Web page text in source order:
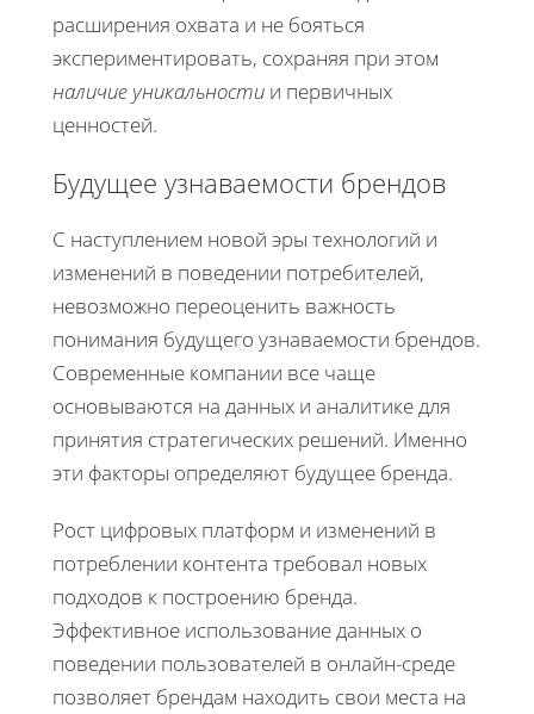
расширения охвата и не бояться
экспериментировать, сохраняя при этом
наличие уникальности и первичных
ценностей.
Будущее узнаваемости брендов
С наступлением новой эры технологий и
изменений в поведении потребителей,
невозможно переоценить важность
понимания будущего узнаваемости брендов.
Современные компании все чаще
основываются на данных и аналитике для
принятия стратегических решений. Именно
эти факторы определяют будущее бренда.
Рост цифровых платформ и изменений в
потреблении контента требовал новых
подходов к построению бренда.
Эффективное использование данных о
поведении пользователей в онлайн-среде
позволяет брендам находить свои места на